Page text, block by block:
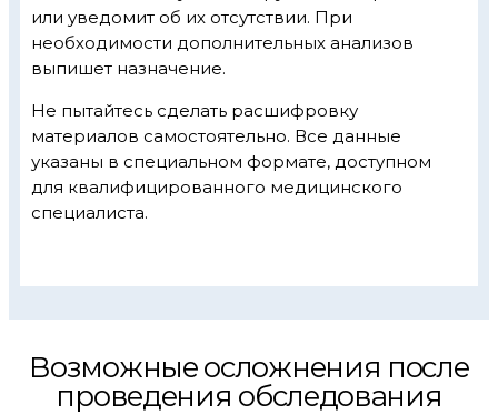
или уведомит об их отсутствии. При
необходимости дополнительных анализов
выпишет назначение.
Не пытайтесь сделать расшифровку
материалов самостоятельно. Все данные
указаны в специальном формате, доступном
для квалифицированного медицинского
специалиста.
Возможные осложнения после
проведения обследования